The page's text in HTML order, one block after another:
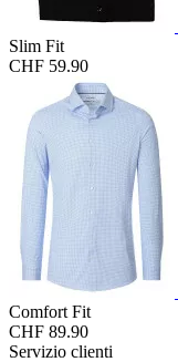
Slim Fit
CHF 59.90
Comfort Fit
CHF 89.90
Servizio clienti